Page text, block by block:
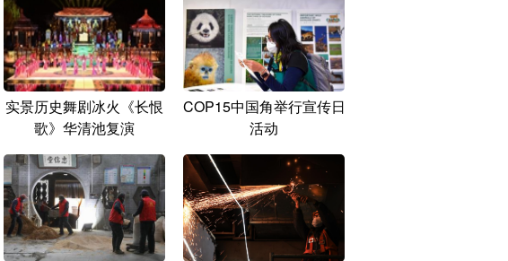
实景历史舞剧冰火《长恨
歌》华清池复演
COP15中国角举行宣传日
活动